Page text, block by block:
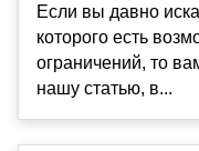
Если вы давно
которого есть
ограничений, то
нашу статью, в...